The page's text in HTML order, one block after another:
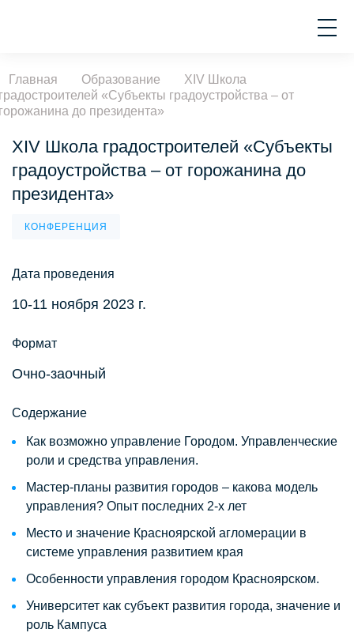
Главная Образование
XIV Школа
«Субъекты градоустройства – от
до президента»
XIV Школа градостроителей «Субъекты
градоустройства – от горожанина до
президента»
КОНФЕРЕНЦИЯ
Дата проведения
10-11 ноября 2023 г.
Формат
Очно-заочный
Содержание
Как возможно управление Городом. Управленческие
роли и средства управления.
Мастер-планы развития городов – какова модель
управления? Опыт последних 2-х лет
Место и значение Красноярской агломерации в
системе управления развитием края
Особенности управления городом Красноярском.
Университет как субъект развития города, значение и
роль Кампуса